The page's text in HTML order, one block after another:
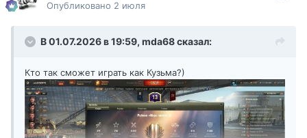
Опубликовано 2 июля
В 01.07.2026 в 19:59, mda68сказал:
Кто так сможет играть как Кузьма?)